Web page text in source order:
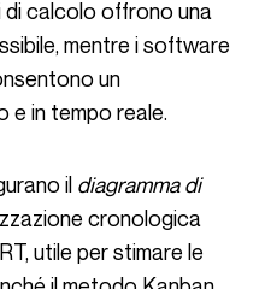
di calcolo offrono una
mentre i software
un
e in tempo reale.
il diagramma di
cronologica
utile per stimare le